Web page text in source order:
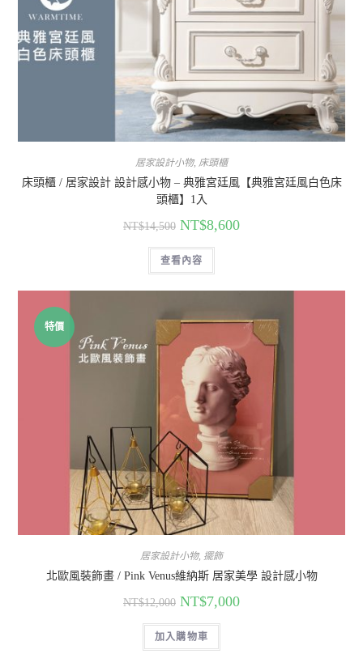
居家設計小物, 床頭櫃
床頭櫃 / 居家設計 設計感小物 – 典雅宮廷風【典雅宮廷風白色床
頭櫃】1入
NT$14,500 NT$8,600
查看內容
特價
居家設計小物, 擺飾
北歐風裝飾畫 / Pink Venus維納斯 居家美學 設計感小物
NT$12,000 NT$7,000
加入購物車